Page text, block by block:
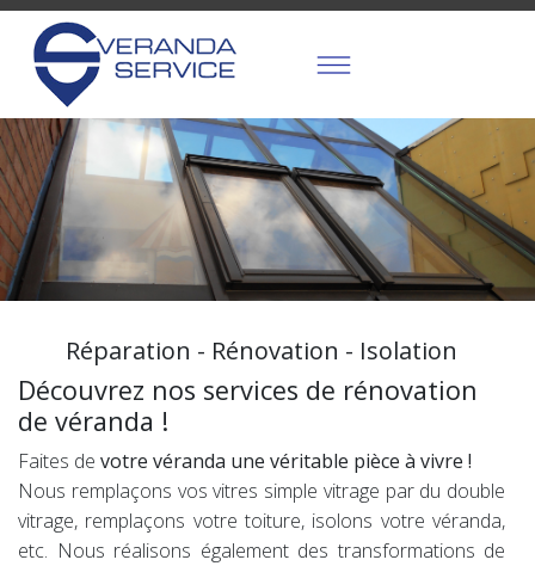
Réparation - Rénovation - Isolation
Découvrez nos services de rénovation
de véranda !
Faites de votre véranda une véritable pièce à vivre !
Nous remplaçons vos vitres simple vitrage par du double
vitrage, remplaçons votre toiture, isolons votre véranda,
etc. Nous réalisons également des transformations de